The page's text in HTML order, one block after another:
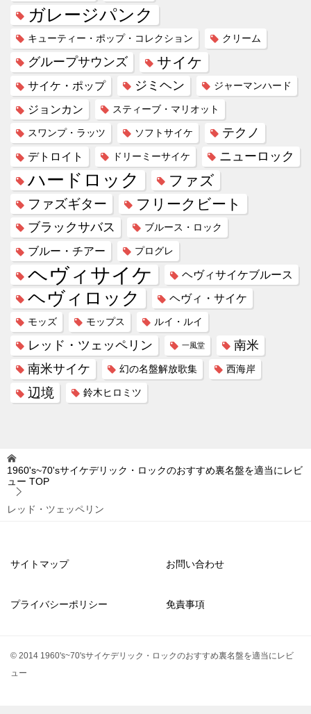
ガレージパンク
キューティー・ポップ・コレクション クリーム
グループサウンズ サイケ
サイケ・ポップ ジミヘン ジャーマンハード
ジョンカン スティーブ・マリオット
スワンプ・ラッツ ソフトサイケ テクノ
デトロイト ドリーミーサイケ ニューロック
ハードロック ファズ
ファズギター フリークビート
ブラックサバス ブルース・ロック
ブルー・チアー プログレ
ヘヴィサイケ ヘヴィサイケブルース
ヘヴィロック ヘヴィ・サイケ
モッズ モップス ルイ・ルイ
レッド・ツェッペリン 一風堂
南米
南米サイケ
幻の名盤解放歌集 西海岸
辺境 鈴木ヒロミツ
1960's~70'sサイケデリック・ロックのおすすめ裏名盤を適当にレビ
ュー TOP
レッド・ツェッペリン
サイトマップ お問い合わせ
プライバシーポリシー 免責事項
© 2014 1960's~70'sサイケデリック・ロックのおすすめ裏名盤を適当にレビ
ュー